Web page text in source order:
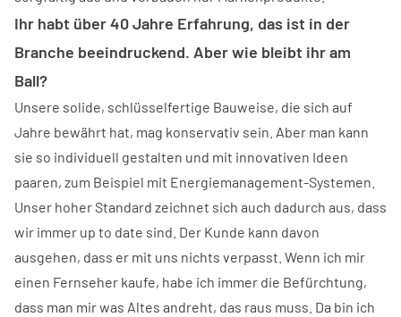
Ihr habt über 40 Jahre Erfahrung, das ist in der
Branche beeindruckend. Aber wie bleibt ihr am
Ball?
Unsere solide, schlüsselfertige Bauweise, die sich auf
Jahre bewährt hat, mag konservativ sein. Aber man kann
sie so individuell gestalten und mit innovativen Ideen
paaren, zum Beispiel mit Energiemanagement-Systemen.
Unser hoher Standard zeichnet sich auch dadurch aus, dass
wir immer up to date sind. Der Kunde kann davon
ausgehen, dass er mit uns nichts verpasst. Wenn ich mir
einen Fernseher kaufe, habe ich immer die Befürchtung,
dass man mir was Altes andreht, das raus muss. Da bin ich